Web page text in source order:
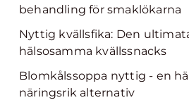
behandling för smaklökarna
Nyttig kvällsfika: Den
hälsosamma kvällssnacks
Blomkålssoppa nyttig - en
näringsrik alternativ